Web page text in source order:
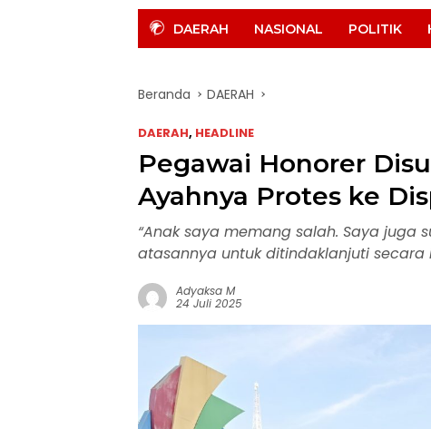
DAERAH NASIONAL POLITIK
Beranda DAERAH
DAERAH, HEADLINE
Pegawai Honorer
Ayahnya Protes ke
“Anak saya memang salah. Saya
atasannya untuk ditindaklanjuti secara
Adyaksa M
24 Juli 2025